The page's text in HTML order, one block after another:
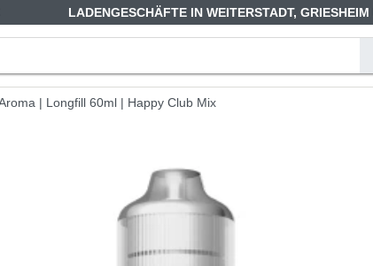
LADENGESCHÄFTE IN WEITERSTADT,
| Longfill 60ml | Happy Club Mix